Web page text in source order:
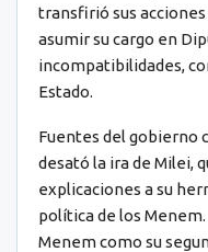
transfirió sus
asumir su cargo en
incompatibilidades,
Estado.
Fuentes del gobierno
desató la ira de Milei,
explicaciones a su
política de los
Menem como su